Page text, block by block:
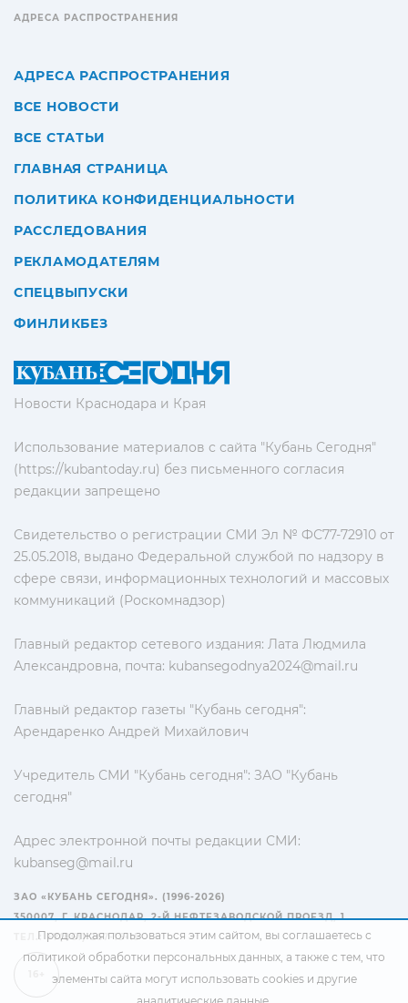
Новости Краснодара и Края
Использование материалов с сайта "Кубань Сегодня"
(https://kubantoday.ru) без письменного согласия
редакции запрещено
Свидетельство о регистрации СМИ Эл № ФС77-72910 от
25.05.2018, выдано Федеральной службой по надзору в
сфере связи, информационных технологий и массовых
коммуникаций (Роскомнадзор)
Главный редактор сетевого издания: Лата Людмила
Александровна, почта: kubansegodnya2024@mail.ru
Главный редактор газеты "Кубань сегодня":
Арендаренко Андрей Михайлович
Учредитель СМИ "Кубань сегодня": ЗАО "Кубань
сегодня"
Адрес электронной почты редакции СМИ:
kubanseg@mail.ru
АДРЕСА РАСПРОСТРАНЕНИЯ
АДРЕСА РАСПРОСТРАНЕНИЯ
ВСЕ НОВОСТИ
ВСЕ СТАТЬИ
ГЛАВНАЯ СТРАНИЦА
ПОЛИТИКА КОНФИДЕНЦИАЛЬНОСТИ
РАССЛЕДОВАНИЯ
РЕКЛАМОДАТЕЛЯМ
СПЕЦВЫПУСКИ
ФИНЛИКБЕЗ
ЗАО «КУБАНЬ СЕГОДНЯ». (1996-2026)
350007, Г. КРАСНОДАР, 2-Й НЕФТЕЗАВОДСКОЙ ПРОЕЗД, 1
ТЕЛ.: +7(861) 267-15-15
Продолжая пользоваться этим сайтом, вы соглашаетесь с
политикой обработки персональных данных, а также с тем, что
элементы сайта могут использовать cookies и другие